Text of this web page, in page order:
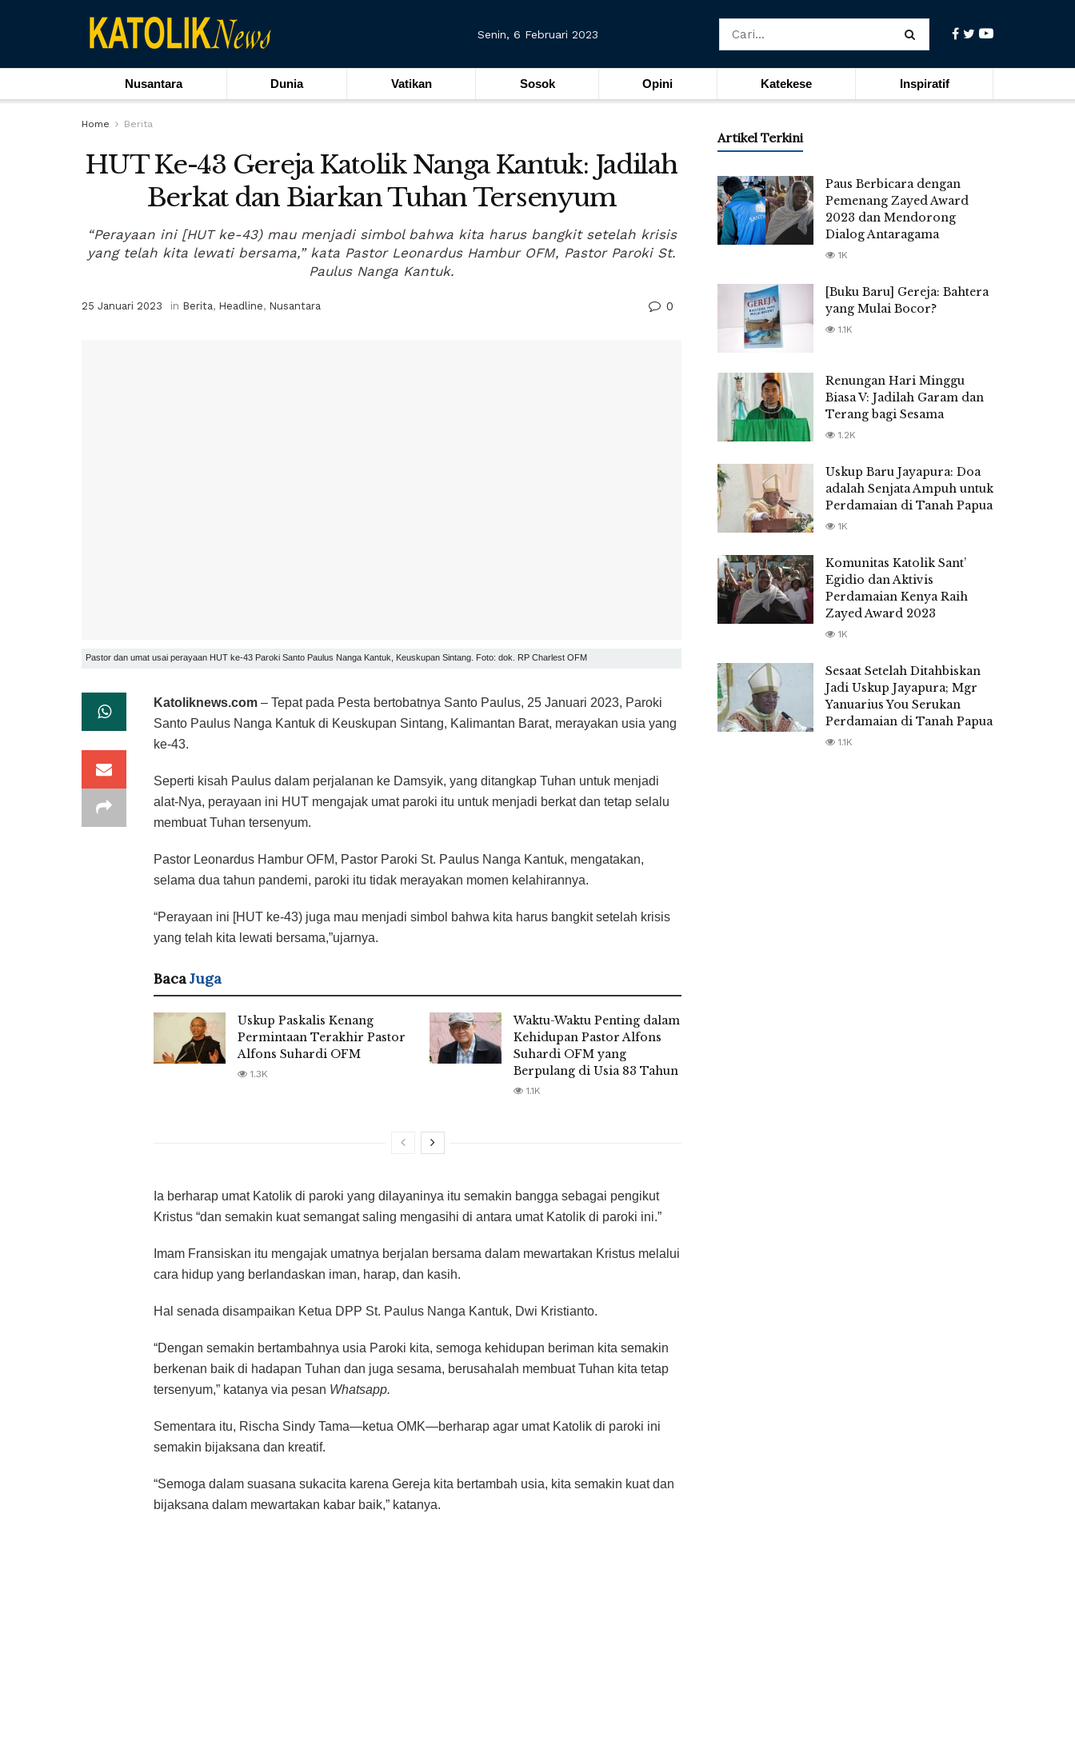
Senin, 6 Februari 2023
Nusantara Dunia Vatikan Sosok Opini Katekese Inspiratif
Home Berita
HUT Ke-43 Gereja Katolik Nanga Kantuk: Jadilah
Berkat dan Biarkan Tuhan Tersenyum
“Perayaan ini [HUT ke-43) mau menjadi simbol bahwa kita harus bangkit setelah krisis
yang telah kita lewati bersama,” kata Pastor Leonardus Hambur OFM, Pastor Paroki St.
Paulus Nanga Kantuk.
25 Januari 2023 in Berita, Headline, Nusantara 0
Pastor dan umat usai perayaan HUT ke-43 Paroki Santo Paulus Nanga Kantuk, Keuskupan Sintang. Foto: dok. RP Charlest OFM
Katoliknews.com – Tepat pada Pesta bertobatnya Santo Paulus, 25 Januari 2023, Paroki
Santo Paulus Nanga Kantuk di Keuskupan Sintang, Kalimantan Barat, merayakan usia yang
ke-43.
Seperti kisah Paulus dalam perjalanan ke Damsyik, yang ditangkap Tuhan untuk menjadi
alat-Nya, perayaan ini HUT mengajak umat paroki itu untuk menjadi berkat dan tetap selalu
membuat Tuhan tersenyum.
Pastor Leonardus Hambur OFM, Pastor Paroki St. Paulus Nanga Kantuk, mengatakan,
selama dua tahun pandemi, paroki itu tidak merayakan momen kelahirannya.
“Perayaan ini [HUT ke-43) juga mau menjadi simbol bahwa kita harus bangkit setelah krisis
yang telah kita lewati bersama,”ujarnya.
BacaJuga
Uskup Paskalis Kenang
Permintaan Terakhir Pastor
Alfons Suhardi OFM
1.3K
Waktu-Waktu Penting dalam
Kehidupan Pastor Alfons
Suhardi OFM yang
Berpulang di Usia 83 Tahun
1.1K
Ia berharap umat Katolik di paroki yang dilayaninya itu semakin bangga sebagai pengikut
Kristus “dan semakin kuat semangat saling mengasihi di antara umat Katolik di paroki ini.”
Imam Fransiskan itu mengajak umatnya berjalan bersama dalam mewartakan Kristus melalui
cara hidup yang berlandaskan iman, harap, dan kasih.
Hal senada disampaikan Ketua DPP St. Paulus Nanga Kantuk, Dwi Kristianto.
“Dengan semakin bertambahnya usia Paroki kita, semoga kehidupan beriman kita semakin
berkenan baik di hadapan Tuhan dan juga sesama, berusahalah membuat Tuhan kita tetap
tersenyum,” katanya via pesan Whatsapp.
Sementara itu, Rischa Sindy Tama—ketua OMK—berharap agar umat Katolik di paroki ini
semakin bijaksana dan kreatif.
“Semoga dalam suasana sukacita karena Gereja kita bertambah usia, kita semakin kuat dan
bijaksana dalam mewartakan kabar baik,” katanya.
Artikel Terkini
Paus Berbicara dengan
Pemenang Zayed Award
2023 dan Mendorong
Dialog Antaragama
1K
[Buku Baru] Gereja: Bahtera
yang Mulai Bocor?
1.1K
Renungan Hari Minggu
Biasa V: Jadilah Garam dan
Terang bagi Sesama
1.2K
Uskup Baru Jayapura: Doa
adalah Senjata Ampuh untuk
Perdamaian di Tanah Papua
1K
Komunitas Katolik Sant’
Egidio dan Aktivis
Perdamaian Kenya Raih
Zayed Award 2023
1K
Sesaat Setelah Ditahbiskan
Jadi Uskup Jayapura; Mgr
Yanuarius You Serukan
Perdamaian di Tanah Papua
1.1K